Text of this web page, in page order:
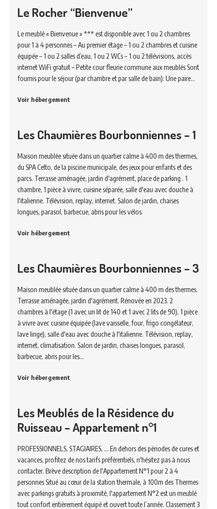
Le Rocher “Bienvenue”
Le meublé « Bienvenue » *** est disponible avec 1 ou 2 chambres
pour 1 à 4 personnes – Au premier étage – 1 ou 2 chambres et cuisine
équipée – 1 ou 2 salles d’eau, 1 ou 2 WCs – 1 ou 2 télévisions, accès
internet WiFi gratuit – Petite cour fleurie commune aux meublés Sont
fournis pour le séjour (par chambre et par salle de bain): Une paire…
Voir hébergement
Les Chaumières Bourbonniennes – 1
Maison meublée située dans un quartier calme à 400 m des thermes,
du SPA Celto, de la piscine municipale, des jeux pour enfants et des
parcs. Terrasse aménagée, jardin d'agrément, place de parking . 1
chambre, 1 pièce à vivre, cuisine séparée, salle d'eau avec douche à
l'italienne. Télévision, replay, internet. Salon de jardin, chaises
longues, parasol, barbecue, abris pour les vélos.
Voir hébergement
Les Chaumières Bourbonniennes – 3
Maison meublée située dans un quartier calme à 400 m des thermes.
Terrasse aménagée, jardin d'agrément. Rénovée en 2023. 2
chambres à l'étage (1 avec un lit de 140 et 1 avec 2 lits de 90), 1 pièce
à vivre avec cuisine équipée (lave vaisselle, four, frigo congélateur,
lave linge), salle d'eau avec douche à l'italienne. Télévision, replay,
internet, climatisation. Salon de jardin, chaises longues, parasol,
barbecue, abris pour les…
Voir hébergement
Les Meublés de la Résidence du
Ruisseau – Appartement n°1
PROFESSIONNELS, STAGIAIRES, ... En dehors des périodes de cures et
vacances, profitez de nos tarifs préférentiels, n'hésitez pas à nous
contacter. Brève description de l'Appartement N°1 pour 2 à 4
personnes Situé au cœur de la station thermale, à 100m des Thermes
avec parkings gratuits à proximité, l'appartement N°2 est un meublé
tout confort entièrement équipé et ouvert toute l’année. Classement 3